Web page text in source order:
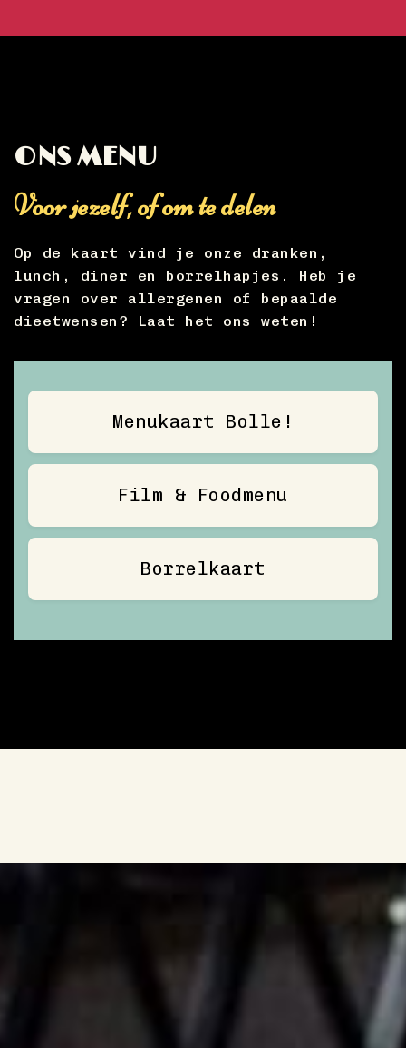
ONS MENU
Voor jezelf, of om te delen
Op de kaart vind je onze dranken,
lunch, diner en borrelhapjes. Heb je
vragen over allergenen of bepaalde
dieetwensen? Laat het ons weten!
Menukaart Bolle!
Film & Foodmenu
Borrelkaart